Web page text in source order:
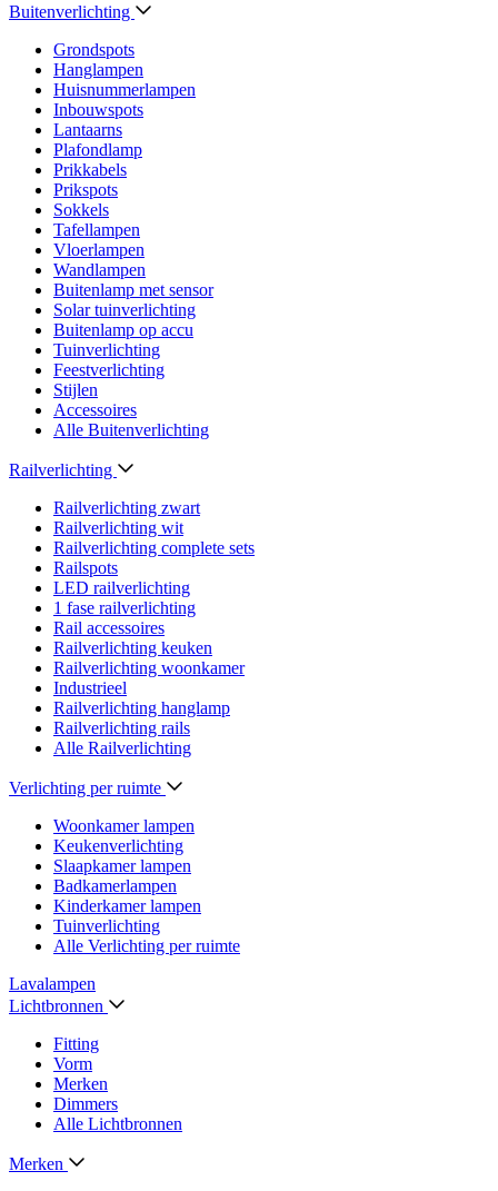
Buitenverlichting
Grondspots
Hanglampen
Huisnummerlampen
Inbouwspots
Lantaarns
Plafondlamp
Prikkabels
Prikspots
Sokkels
Tafellampen
Vloerlampen
Wandlampen
Buitenlamp met sensor
Solar tuinverlichting
Buitenlamp op accu
Tuinverlichting
Feestverlichting
Stijlen
Accessoires
Alle Buitenverlichting
Railverlichting
Railverlichting zwart
Railverlichting wit
Railverlichting complete sets
Railspots
LED railverlichting
1 fase railverlichting
Rail accessoires
Railverlichting keuken
Railverlichting woonkamer
Industrieel
Railverlichting hanglamp
Railverlichting rails
Alle Railverlichting
Verlichting per ruimte
Woonkamer lampen
Keukenverlichting
Slaapkamer lampen
Badkamerlampen
Kinderkamer lampen
Tuinverlichting
Alle Verlichting per ruimte
Lavalampen
Lichtbronnen
Fitting
Vorm
Merken
Dimmers
Alle Lichtbronnen
Merken